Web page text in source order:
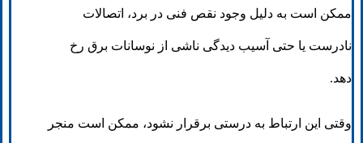
ممکن است به دلیل وجود نقص فنی در برد، اتصالات
نادرست یا حتی آسیب دیدگی ناشی از نوسانات برق رخ
دهد.
وقتی این ارتباط به درستی برقرار نشود، ممکن است منجر